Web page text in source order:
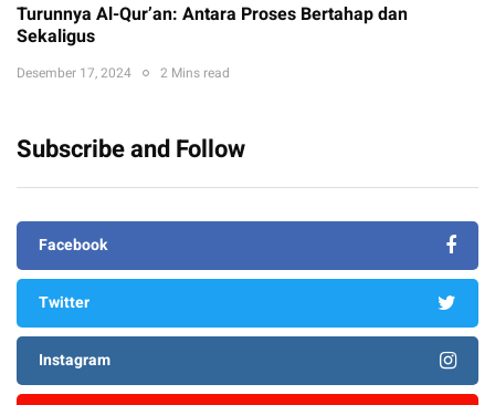
Turunnya Al-Qur’an: Antara Proses Bertahap dan
Sekaligus
Desember 17, 2024 2 Mins read
Subscribe and Follow
Facebook
Twitter
Instagram